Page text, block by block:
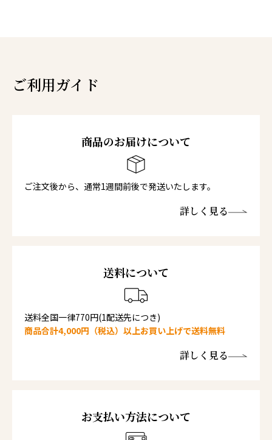
ご利用ガイド
商品のお届けについて
ご注文後から、通常1週間前後で発送いたします。
詳しく見る
送料について
送料全国一律770円(1配送先につき)
商品合計4,000円（税込）以上お買い上げで送料無料
詳しく見る
お支払い方法について